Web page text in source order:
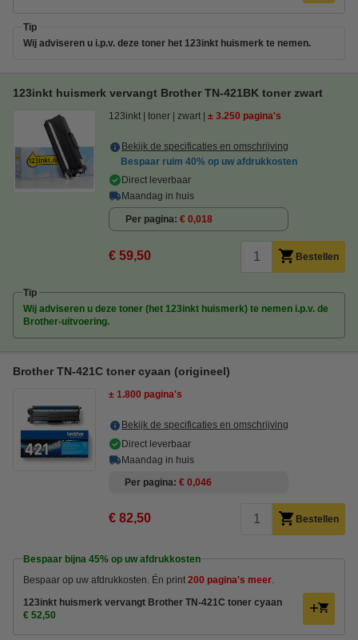
Tip
Wij adviseren u i.p.v. deze toner het 123inkt huismerk te nemen.
123inkt huismerk vervangt Brother TN-421BK toner zwart
123inkt toner zwart ± 3.250 pagina's
Bekijk de specificaties en omschrijving
Bespaar ruim 40% op uw afdrukkosten
Direct leverbaar
Maandag in huis
Per pagina € 0,018
€ 59,50 Bestellen
Tip
Wij adviseren u deze toner (het 123inkt huismerk) te nemen i.p.v. de
Brother-uitvoering.
Brother TN-421C toner cyaan (origineel)
± 1.800 pagina's
Bekijk de specificaties en omschrijving
Direct leverbaar
Maandag in huis
Per pagina € 0,046
€ 82,50 Bestellen
Bespaar bijna 45% op uw afdrukkosten
Bespaar op uw afdrukkosten. Én print 200 pagina's meer
123inkt huismerk vervangt Brother TN-421C toner cyaan
€ 52,50